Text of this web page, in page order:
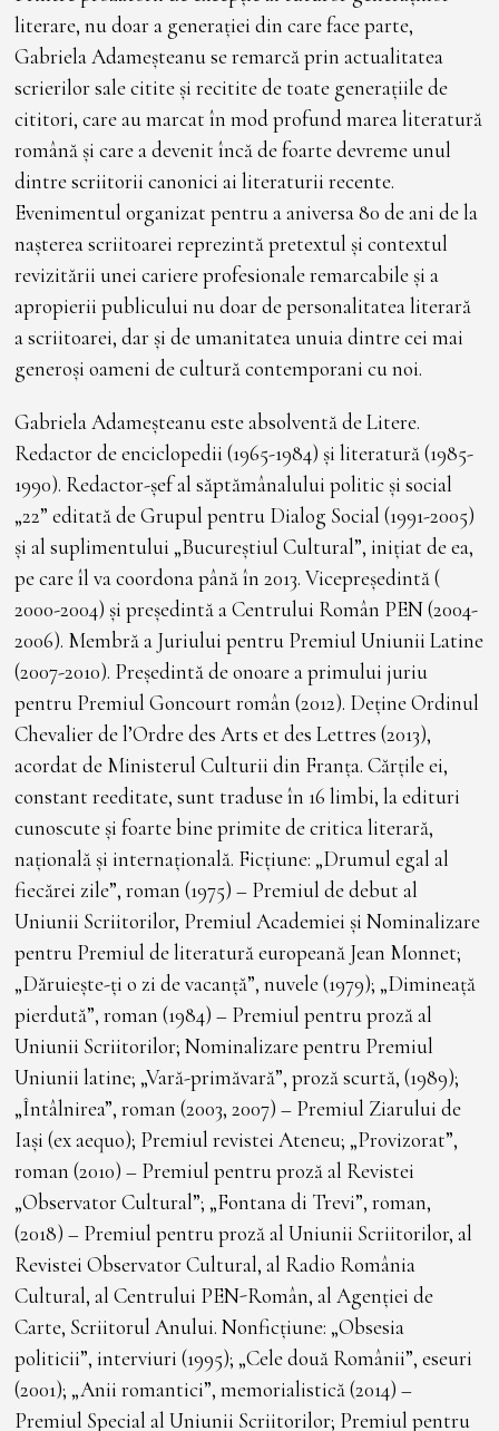
literare, nu doar a generației din care face parte,
Gabriela Adameșteanu se remarcă prin actualitatea
scrierilor sale citite și recitite de toate generațiile de
cititori, care au marcat în mod profund marea literatură
română și care a devenit încă de foarte devreme unul
dintre scriitorii canonici ai literaturii recente.
Evenimentul organizat pentru a aniversa 80 de ani de la
nașterea scriitoarei reprezintă pretextul și contextul
revizitării unei cariere profesionale remarcabile și a
apropierii publicului nu doar de personalitatea literară
a scriitoarei, dar și de umanitatea unuia dintre cei mai
generoși oameni de cultură contemporani cu noi.
Gabriela Adameșteanu este absolventă de Litere.
Redactor de enciclopedii (1965-1984) și literatură (1985-
1990). Redactor-șef al săptămânalului politic și social
„22” editată de Grupul pentru Dialog Social (1991-2005)
și al suplimentului „Bucureștiul Cultural”, inițiat de ea,
pe care îl va coordona până în 2013. Vicepreşedintă (
2000-2004) şi preşedintă a Centrului Român PEN (2004-
2006). Membră a Juriului pentru Premiul Uniunii Latine
(2007-2010). Președintă de onoare a primului juriu
pentru Premiul Goncourt român (2012). Deține Ordinul
Chevalier de l’Ordre des Arts et des Lettres (2013),
acordat de Ministerul Culturii din Franța. Cărțile ei,
constant reeditate, sunt traduse în 16 limbi, la edituri
cunoscute și foarte bine primite de critica literară,
națională și internațională. Ficțiune: „Drumul egal al
fiecărei zile”, roman (1975) – Premiul de debut al
Uniunii Scriitorilor, Premiul Academiei și Nominalizare
pentru Premiul de literatură europeană Jean Monnet;
„Dăruiește-ți o zi de vacanță”, nuvele (1979); „Dimineață
pierdută”, roman (1984) – Premiul pentru proză al
Uniunii Scriitorilor; Nominalizare pentru Premiul
Uniunii latine; „Vară-primăvară”, proză scurtă, (1989);
„Întâlnirea”, roman (2003, 2007) – Premiul Ziarului de
Iași (ex aequo); Premiul revistei Ateneu; „Provizorat”,
roman (2010) – Premiul pentru proză al Revistei
„Observator Cultural”; „Fontana di Trevi”, roman,
(2018) – Premiul pentru proză al Uniunii Scriitorilor, al
Revistei Observator Cultural, al Radio România
Cultural, al Centrului PEN-Român, al Agenției de
Carte, Scriitorul Anului. Nonficțiune: „Obsesia
politicii”, interviuri (1995); „Cele două Românii”, eseuri
(2001); „Anii romantici”, memorialistică (2014) –
Premiul Special al Uniunii Scriitorilor; Premiul pentru